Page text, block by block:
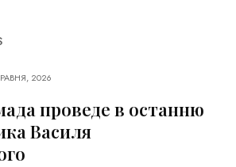
2026
проведе в останню
Василя